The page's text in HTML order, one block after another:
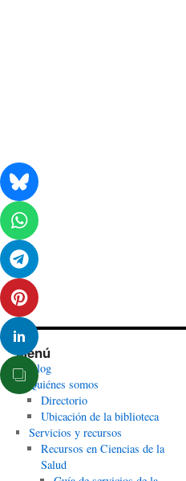
Menú
Blog
Quiénes somos
Directorio
Ubicación de la biblioteca
Servicios y recursos
Recursos en Ciencias de la
Salud